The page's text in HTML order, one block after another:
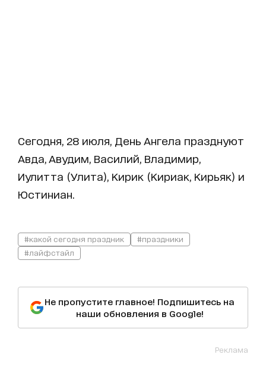
Сегодня, 28 июля, День Ангела празднуют
Авда, Авудим, Василий, Владимир,
Иулитта (Улита), Кирик (Кириак, Кирьяк) и
Юстиниан.
#какой сегодня праздник
#праздники
#лайфстайл
Не пропустите главное! Подпишитесь на
наши обновления в Google!
Реклама